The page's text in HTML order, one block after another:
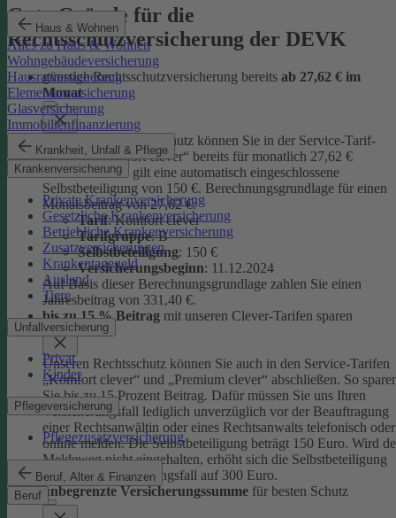
Haus & Wohnen
Alles zu Haus & Wohnen
Wohngebäudeversicherung
Hausratversicherung
Elementarversicherung
Glasversicherung
Immobilienfinanzierung
Krankheit, Unfall & Pflege
Krankenversicherung
Private Krankenversicherung
Gesetzliche Krankenversicherung
Betriebliche Krankenversicherung
Zusatzversicherungen
Krankentagegeld
Ausland
Tiere
Unfallversicherung
Privat
Kinder
Pflegeversicherung
Pflegezusatzversicherung
Beruf, Alter & Finanzen
Beruf
Gute Gründe für die
Rechtsschutzversicherung der DEVK
günstige Rechtsschutzversicherung bereits ab 27,62 € im
Monat
Unseren Privatrechtsschutz können Sie in der Service-Tarif-
Variante „Komfort clever“ bereits für monatlich 27,62 €
abschließen. Es gilt eine automatisch eingeschlossene
Selbstbeteiligung von 150 €. Berechnungsgrundlage für einen
Monatsbeitrag von 27,62 €:
Tarif: Komfort clever
Tarifgruppe: B
Selbstbeteiligung: 150 €
Versicherungsbeginn: 11.12.2024
Auf Basis dieser Berechnungsgrundlage zahlen Sie einen
Jahresbeitrag von 331,40 €.
bis zu 15 % Beitrag mit unseren Clever-Tarifen sparen
Unseren Rechtsschutz können Sie auch in den Service-Tarifen
„Komfort clever“ und „Premium clever“ abschließen. So
Sie bis zu 15 Prozent Beitrag. Dafür müssen Sie uns Ihren
Versicherungsfall lediglich unverzüglich vor der Beauftragung
einer Rechtsanwältin oder eines Rechtsanwalts telefonisch oder
online melden. Die Selbstbeteiligung beträgt 150 Euro. Wird
Meldeweg nicht eingehalten, erhöht sich die Selbstbeteiligung
für diesen Versicherungsfall auf 300 Euro.
unbegrenzte Versicherungssumme für besten Schutz